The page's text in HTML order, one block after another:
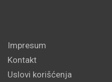
Impresum
Kontakt
Uslovi korišćenja